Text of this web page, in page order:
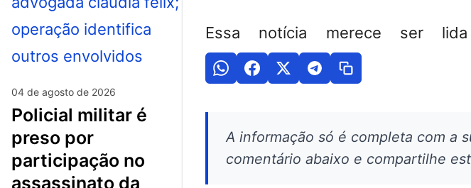
04 de agosto de 2026
policial militar é
preso por
participação no
assassinato da
Essa notícia merece ser
A informação só é completa com a
comentário abaixo e compartilhe